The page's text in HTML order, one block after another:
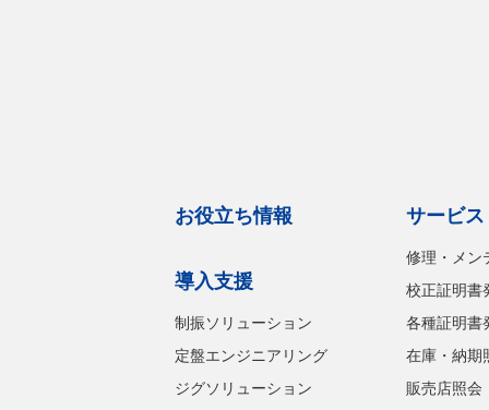
お役立ち情報
導入支援
制振ソリューション
定盤エンジニアリング
ジグソリューション
サービ
修理・メン
校正証明書
各種証明書
在庫・納期
販売店照会